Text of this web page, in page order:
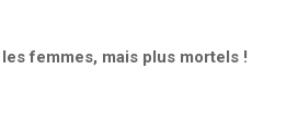
femmes, mais plus mortels !